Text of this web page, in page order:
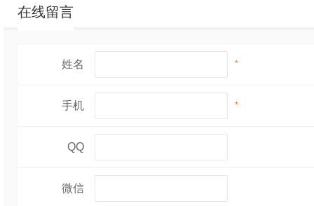
在线留言
姓名 *
手机 *
QQ
微信